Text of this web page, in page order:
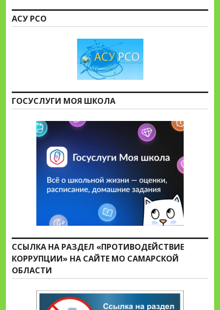
АСУ РСО
ГОСУСЛУГИ МОЯ ШКОЛА
ССЫЛКА НА РАЗДЕЛ «ПРОТИВОДЕЙСТВИЕ
КОРРУПЦИИ» НА САЙТЕ МО САМАРСКОЙ
ОБЛАСТИ